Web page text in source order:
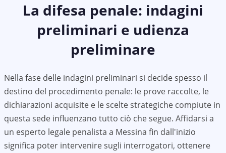
La difesa penale: indagini
preliminari e udienza
preliminare
Nella fase delle indagini preliminari si decide spesso il
destino del procedimento penale: le prove raccolte, le
dichiarazioni acquisite e le scelte strategiche compiute in
questa sede influenzano tutto ciò che segue. Affidarsi a
un esperto legale penalista a Messina fin dall'inizio
significa poter intervenire sugli interrogatori, ottenere